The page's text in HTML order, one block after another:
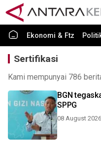
Ekonomi & Ftz
Sertifikasi
Kami mempunyai 786
BGN
SPPG
08 August